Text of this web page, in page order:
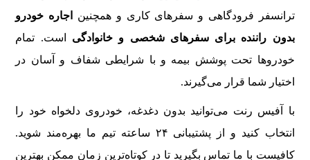
ترانسفر فرودگاهی و سفرهای کاری و همچنین
اجاره خودرو
بدون راننده برای سفرهای شخصی و خانوادگی است. تمام
خودروها تحت پوشش بیمه و با شرایطی شفاف و آسان در
اختیار شما قرار می‌گیرند.
با آفیس رنت می‌توانید بدون دغدغه، خودروی دلخواه خود را
انتخاب کنید و از پشتیبانی ۲۴ ساعته تیم ما بهره‌مند شوید.
کافیست با ما تماس بگیرید تا در کوتاه‌ترین زمان ممکن بهترین